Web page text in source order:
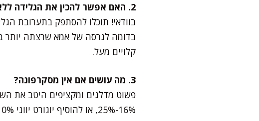
2. האם אפשר להכין את הגלידה ללא עלי פילו?
בוודאי! תוכלו להסתפק בתערובת
בדומה לגרסה של אמא שרצתה יותר
קלויים מעל.
3. מה עושים אם אין מסקרפונה?
פשוט מדלגים ומקציפים היטב את